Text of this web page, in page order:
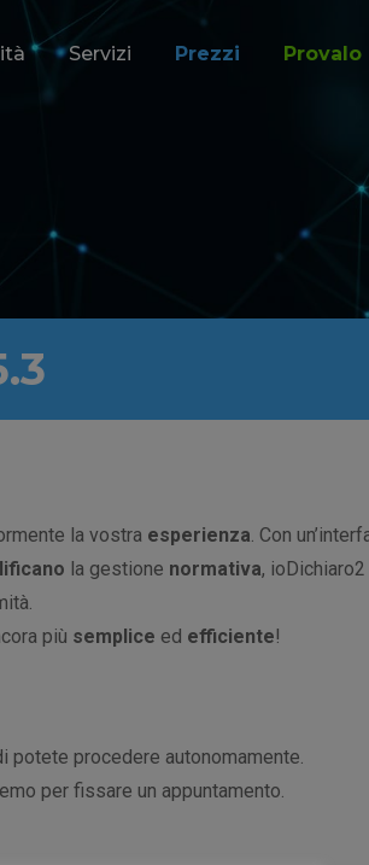
Servizi Prezzi Provalo
la vostra esperienza. Con
la gestione normativa,
più semplice ed efficiente!
potete procedere autonomamente.
per fissare un appuntamento.